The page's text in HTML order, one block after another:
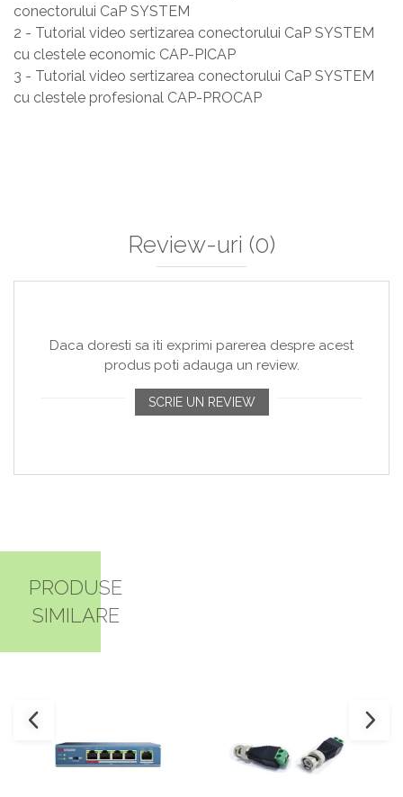
conectorului CaP SYSTEM
2 - Tutorial video sertizarea conectorului CaP SYSTEM
cu clestele economic CAP-PICAP
3 - Tutorial video sertizarea conectorului CaP SYSTEM
cu clestele profesional CAP-PROCAP
Review-uri (0)
Daca doresti sa iti exprimi parerea despre acest
produs poti adauga un review.
SCRIE UN REVIEW
PRODUSE
SIMILARE